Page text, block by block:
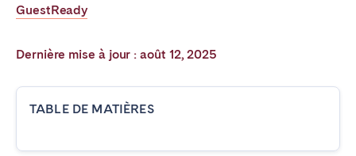
GuestReady
Dernière mise à jour : août 12, 2025
TABLE DE MATIÈRES
Poitiers
Troyes
IRELAND
Dublin